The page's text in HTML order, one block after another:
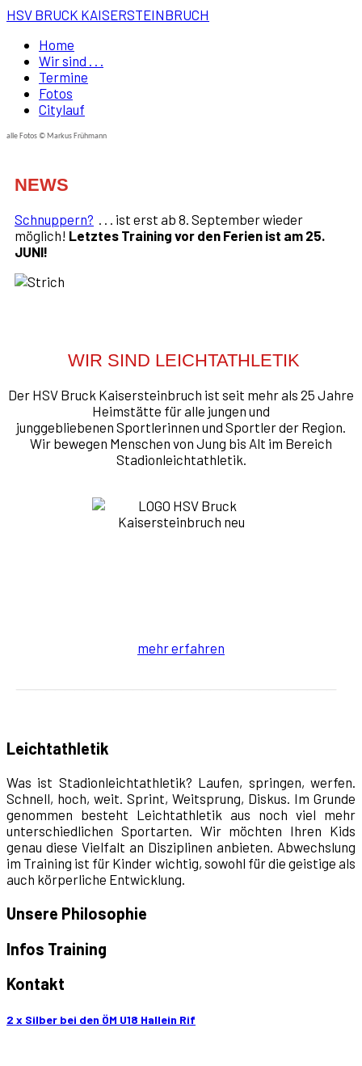
HSV BRUCK KAISERSTEINBRUCH
Home
Wir sind . . .
Termine
Fotos
Citylauf
alle Fotos © Markus Frühmann
NEWS
Schnuppern? . . . ist erst ab 8. September wieder
möglich! Letztes Training vor den Ferien ist am 25.
JUNI!
WIR SIND LEICHTATHLETIK
Der HSV Bruck Kaisersteinbruch ist seit mehr als 25 Jahre
Heimstätte für alle jungen und
junggebliebenen Sportlerinnen und Sportler der Region.
Wir bewegen Menschen von Jung bis Alt im Bereich
Stadionleichtathletik.
mehr erfahren
Leichtathletik
Was ist Stadionleichtathletik? Laufen, springen, werfen.
Schnell, hoch, weit. Sprint, Weitsprung, Diskus. Im Grunde
genommen besteht Leichtathletik aus noch viel mehr
unterschiedlichen Sportarten. Wir möchten Ihren Kids
genau diese Vielfalt an Disziplinen anbieten. Abwechslung
im Training ist für Kinder wichtig, sowohl für die geistige als
auch körperliche Entwicklung.
Unsere Philosophie
Infos Training
Kontakt
2 x Silber bei den ÖM U18 Hallein Rif